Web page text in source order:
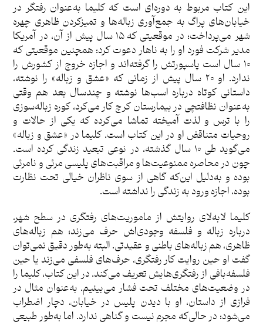
این کتاب مربوط به دوره‌ای است که کلیما به‌عنوان رفتگر در
خیابان‌های پراگ به جمع‌آوری زباله‌ها و تمیزکردن ظاهری چهره
شهر می‌پرداخت؛ در موقعیتی که ۱۵ سال پیش از آن، در آمریکا
مدیر شرکت فورد او را به ناهار دعوت کرد؛ همچنین موقعیتی که
۱۰ سال است پاسپورتش را گرفته‌اند و اجازه خروج از کشورش را
ندارد. او ۲۰ سال پیش از زمانی که «عشق و زباله» را نوشته،
داستانی کوتاه درباره اسب‌ها نوشته و چندسال بعد هم وقتی
به‌عنوان نظافتچی در بیمارستان کرچ کار می‌کرد، کوره زباله‌سوزی
را با ترس و لذت آمیخته تماشا می‌کرده که یکی از حالات و
روحیات متناقض او در این کتاب است. کلیما در «عشق و زباله»
می‌گوید طی ۱۰ سال گذشته، در نوعی تبعید زندگی کرده است.
چون در محاصره ممنوعیت‌ها و مراقبت‌های پلیسی مرئی و نامرئی
بوده و به‌دلیل این‌که گاهی از سوی ناظران خیالی تحت نظارت
بوده، اجازه ورود به زندگی را نداشته است.
کلیما لابه‌لای روایتش از ماموریت‌های رفتگری در سطح شهر،
درباره زباله و فلسفه وجودی‌اش حرف می‌زند؛ هم زباله‌های
ظاهری، هم زباله‌های باطنی و عقیدتی. البته به‌طور دقیق نمی‌توان
گفت او حین روایت کار رفتگری، حرف‌های فلسفی می‌زند یا حین
فلسفه‌بافی از رفتگری‌هایش تعریف می‌کند. در این کتاب، کلیما را
در وضعیت‌های مختلف تحت فشار می‌بینیم. به‌عنوان مثال در
فرازی از داستان، او با دیدن پلیس در خیابان، دچار اضطراب
می‌شود؛ در حالی‌که مجرم نیست و گناهی ندارد. اما به‌طور طبیعی